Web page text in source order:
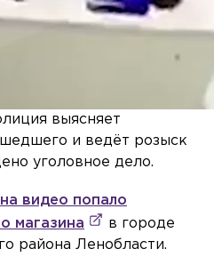
выясняет
и ведёт розыск
уголовное дело.
на видео попало
магазина
в городе
района Ленобласти.